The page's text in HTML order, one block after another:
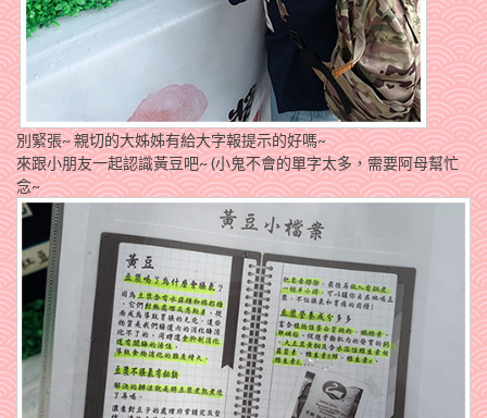
別緊張~ 親切的大姊姊有給大字報提示的好嗎~
來跟小朋友一起認識黃豆吧~ (小鬼不會的單字太多，需要阿母幫忙
念~